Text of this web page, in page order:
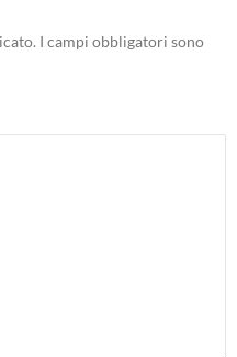
I campi obbligatori sono